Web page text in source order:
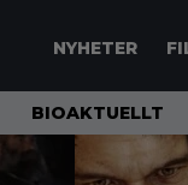
NYHETER
BIOAKTUELLT